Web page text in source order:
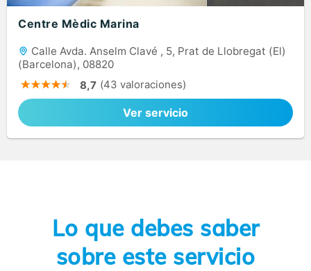
Centre Mèdic Marina
Calle Avda. Anselm Clavé , 5, Prat de Llobregat (El)
(Barcelona), 08820
8,7 (43 valoraciones)
Ver servicio
Lo que debes saber
sobre este servicio